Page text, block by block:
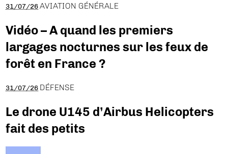
31/07/26 AVIATION GÉNÉRALE
Vidéo – A quand les premiers
largages nocturnes sur les feux de
forêt en France ?
31/07/26 DÉFENSE
Le drone U145 d’Airbus Helicopters
fait des petits